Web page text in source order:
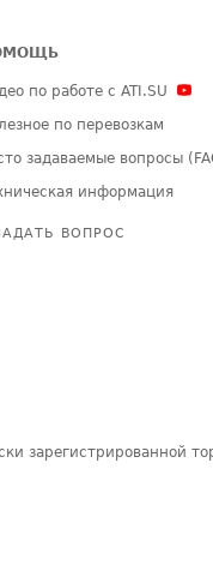
по работе с ATI.SU
по перевозкам
задаваемые вопросы
информация
ВОПРОС
зарегистрированной